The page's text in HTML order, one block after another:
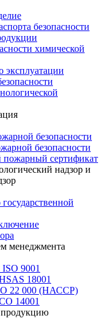
безопасности
химической
эксплуатации
безопасности
безопасности
пожарный сертификат
надзор и
менеджмента
9001
18001
22 000 (НАССР)
14001
продукцию